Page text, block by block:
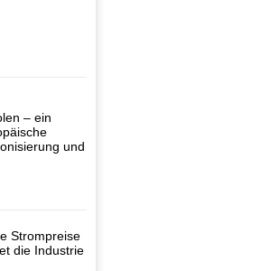
– ein
und
Strompreise
die Industrie